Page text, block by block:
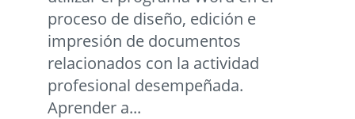
proceso de diseño, edición e
impresión de documentos
relacionados con la actividad
profesional desempeñada.
Aprender a...